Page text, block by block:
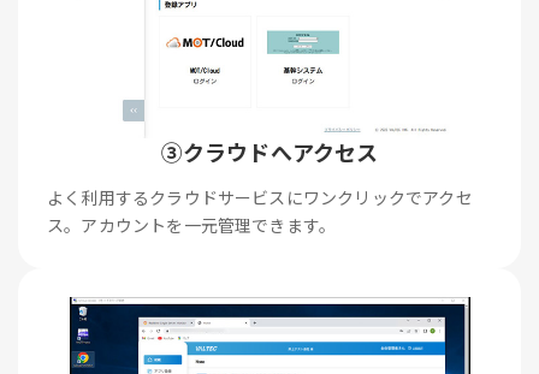
③クラウドへアクセス
よく利用するクラウドサービスにワンクリックでアクセ
ス。アカウントを一元管理できます。